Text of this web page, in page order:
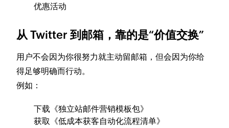
优惠活动
从 Twitter 到邮箱，靠的是“价值交换”
用户不会因为你很努力就主动留邮箱，但会因为你给
得足够明确而行动。
例如：
下载《独立站邮件营销模板包》
获取《低成本获客自动化流程清单》